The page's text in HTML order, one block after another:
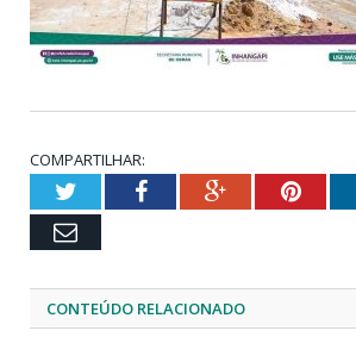
COMPARTILHAR:
TwitterFacebookGoogle+
Email
CONTEÚDO RELACIONADO